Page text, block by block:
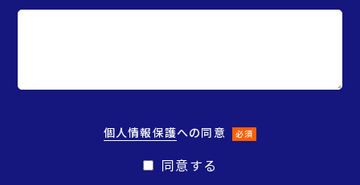
個人情報保護への同意 必須
同意する